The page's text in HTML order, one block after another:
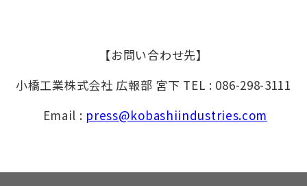
【お問い合わせ先】
小橋工業株式会社 広報部 宮下 TEL : 086-298-3111
Email : press@kobashiindustries.com